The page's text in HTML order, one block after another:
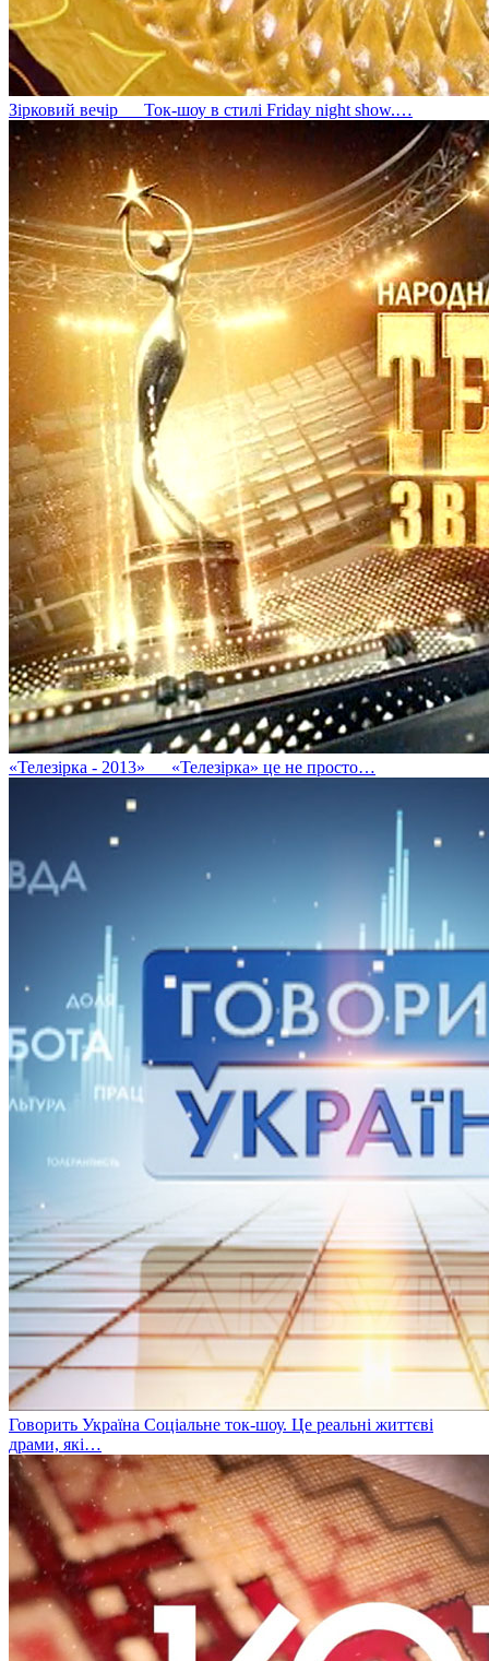
Зірковий вечір Ток-шоу в стилі Friday night show.…
«Телезірка - 2013» «Телезірка» це не просто…
Говорить Україна Соціальне ток-шоу. Це реальні життєві
драми, які…